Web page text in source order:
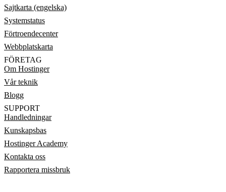
Sajtkarta (engelska)
Systemstatus
Förtroendecenter
Webbplatskarta
FÖRETAG
Om Hostinger
Vår teknik
Blogg
SUPPORT
Handledningar
Kunskapsbas
Hostinger Academy
Kontakta oss
Rapportera missbruk